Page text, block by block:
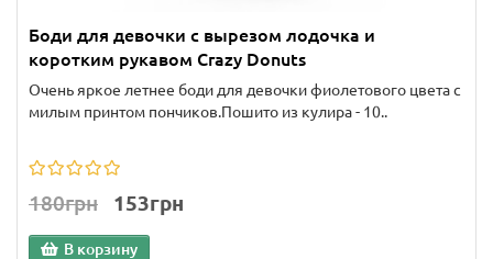
Боди для девочки с вырезом лодочка и
коротким рукавом Crazy Donuts
Очень яркое летнее боди для девочки фиолетового цвета с
милым принтом пончиков.Пошито из кулира - 10..
180грн 153грн
В корзину